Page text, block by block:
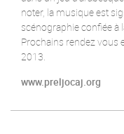
noter, la musique est
scénographie confiée à
Prochains rendez vous
2013.
www.preljocaj.org